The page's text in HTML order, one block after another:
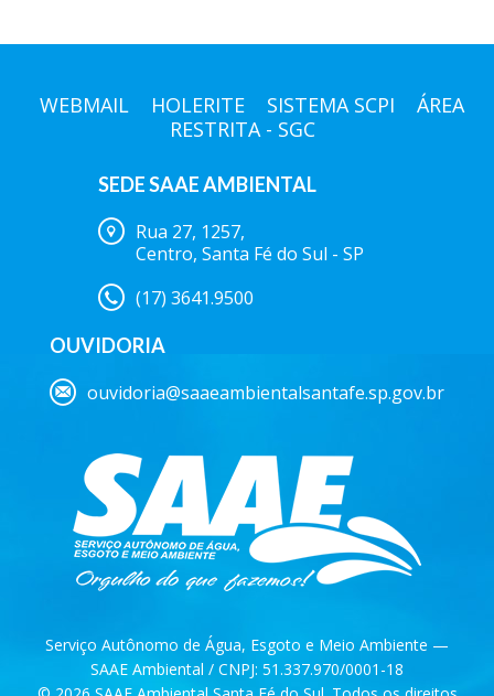
WEBMAIL HOLERITE SISTEMA SCPI
ÁREA
RESTRITA - SGC
SEDE SAAE AMBIENTAL
Rua 27, 1257,
Centro, Santa Fé do Sul - SP
(17) 3641.9500
OUVIDORIA
ouvidoria@saaeambientalsantafe.sp.gov.br
Serviço Autônomo de Água, Esgoto e Meio Ambiente —
SAAE Ambiental / CNPJ: 51.337.970/0001-18